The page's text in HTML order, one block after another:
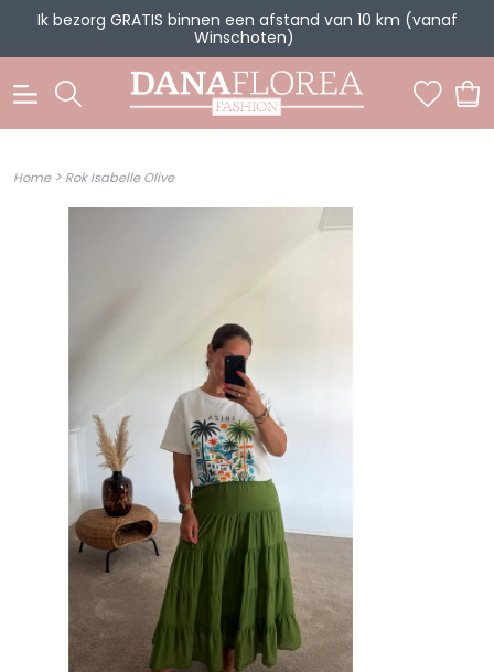
Ik bezorg GRATIS binnen een afstand van 10 km (vanaf
Winschoten)
Home> Rok Isabelle Olive